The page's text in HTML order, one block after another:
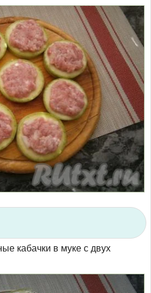
кабачки в муке с двух